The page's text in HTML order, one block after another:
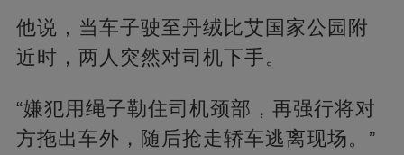
他说，当车子驶至丹绒比艾国家公园附
近时，两人突然对司机下手。
“嫌犯用绳子勒住司机颈部，再强行将对
方拖出车外，随后抢走轿车逃离现场。”